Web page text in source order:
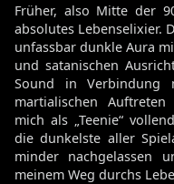
Früher, also Mitte der
absolutes Lebenselixier.
unfassbar dunkle Aura
und satanischen
Sound in Verbindung
martialischen
mich als „Teenie“
die dunkelste aller
minder nachgelassen
meinem Weg durchs